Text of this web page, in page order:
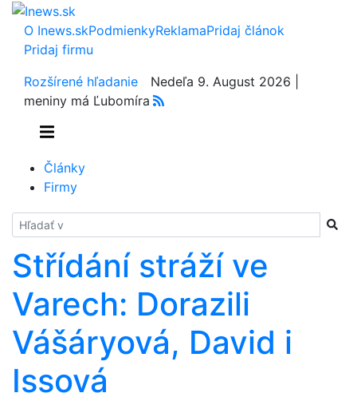
O Inews.skPodmienkyReklamaPridaj článok
Pridaj firmu
Rozšírené hľadanie
Nedeľa 9. August 2026 |
meniny má Ľubomíra
Články
Firmy
Hladať
Střídání stráží ve
Varech: Dorazili
Vášáryová, David i
Issová